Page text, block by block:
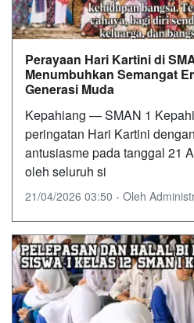
Perayaan Hari Kartini di
Menumbuhkan Semangat
Generasi Muda
Kepahiang — SMAN 1
peringatan Hari Kartini
antusiasme pada tanggal 21
oleh seluruh si
21/04/2026 03:50 - Oleh